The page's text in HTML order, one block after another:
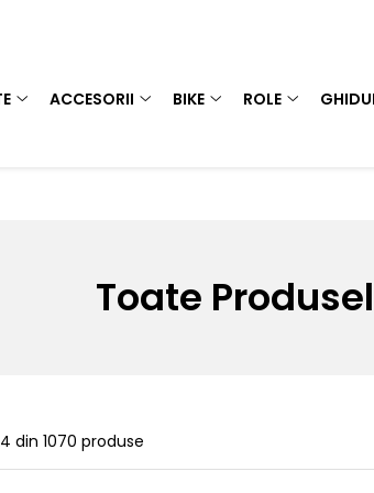
ACCESORII BIKE ROLE
Toate
din 1070 produse